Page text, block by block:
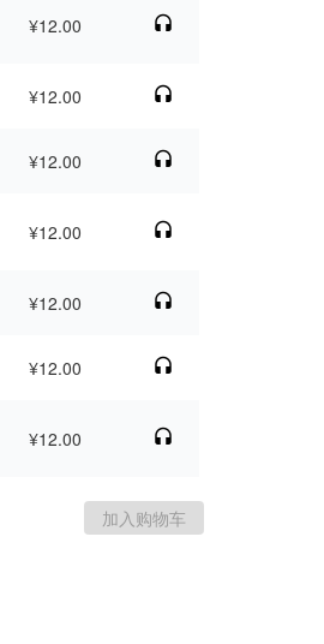
¥12.00
¥12.00
¥12.00
¥12.00
¥12.00
¥12.00
¥12.00